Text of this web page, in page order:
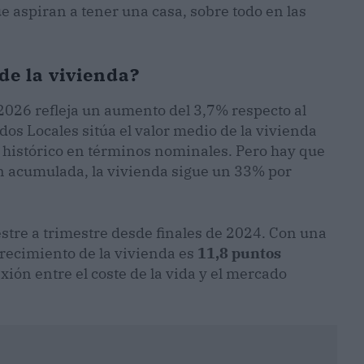
aspiran a tener una casa, sobre todo en las
la vivienda?
refleja un aumento del 3,7% respecto al
Locales sitúa el valor medio de la vivienda
en términos nominales. Pero hay que
la vivienda sigue un 33% por
a trimestre desde finales de 2024. Con una
de la vivienda es 11,8 puntos
entre el coste de la vida y el mercado